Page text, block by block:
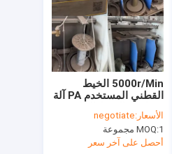
5000r/Min الخيط
القطني المستخدم PA آلة
مضاعفة الخيط النيلوني
Tfo آلة التواء
الأسعار:negotiate
MOQ:1 مجموعة
أحصل على آخر سعر